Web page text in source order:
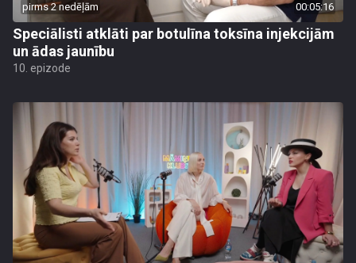
pirms 2 nedēļām 00:05:16
Speciālisti atklāti par botulīna toksīna injekcijām
un ādas jaunību
10. epizode